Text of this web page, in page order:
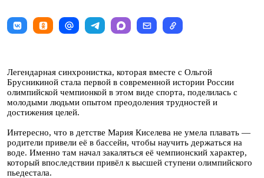
Легендарная синхронистка, которая вместе с Ольгой
Брусникиной стала первой в современной истории России
олимпийской чемпионкой в этом виде спорта, поделилась с
молодыми людьми опытом преодоления трудностей и
достижения целей.
Интересно, что в детстве Мария Киселева не умела плавать —
родители привели её в бассейн, чтобы научить держаться на
воде. Именно там начал закаляться её чемпионский характер,
который впоследствии привёл к высшей ступени олимпийского
пьедестала.